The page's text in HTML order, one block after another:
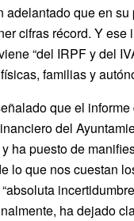
adelantado que en
cifras récord. Y ese
“del IRPF y del
familias y
que el
del
ha puesto de
lo que nos cuestan
ha dejado